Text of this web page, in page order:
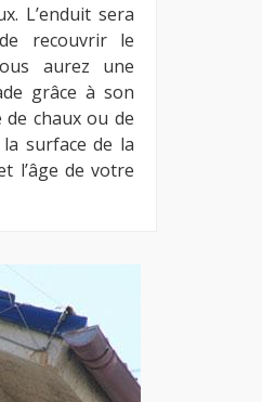
L’enduit sera
recouvrir le
aurez une
grâce à son
chaux ou de
surface de la
l’âge de votre